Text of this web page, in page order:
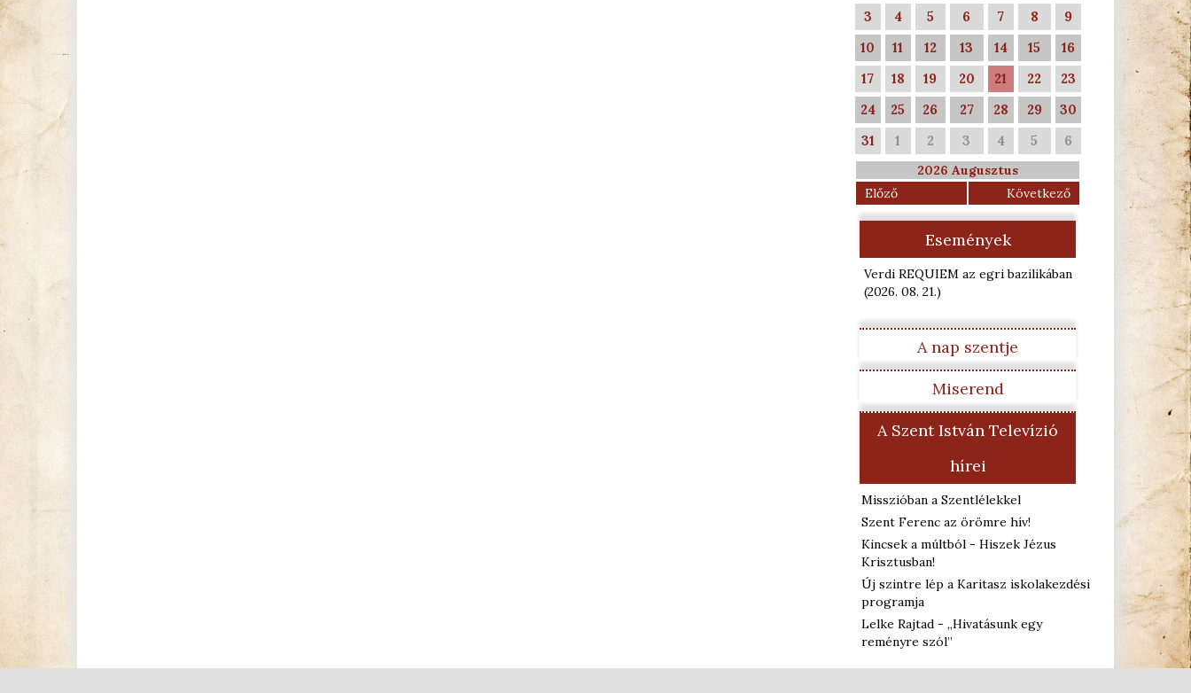
3
4 5 6 7 8
9
10
11 12 13 14 15
16
17
18 19 20 21 22
23
24
25 26 27 28 29
30
31
1 2 3 4 5 6
2026 Augusztus
Előző
Következő
Események
Verdi REQUIEM az egri bazilikában
(2026. 08. 21.)
A nap szentje
Miserend
A Szent István Televízió
hírei
Misszióban a Szentlélekkel
Szent Ferenc az örömre hív!
Kincsek a múltból - Hiszek Jézus
Krisztusban!
Új szintre lép a Karitasz iskolakezdési
programja
Lelke Rajtad - „Hivatásunk egy
reményre szól”